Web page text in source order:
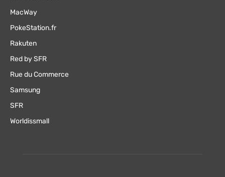
MacWay
PokeStation.fr
Rakuten
Red by SFR
Rue du Commerce
Samsung
SFR
Worldissmall